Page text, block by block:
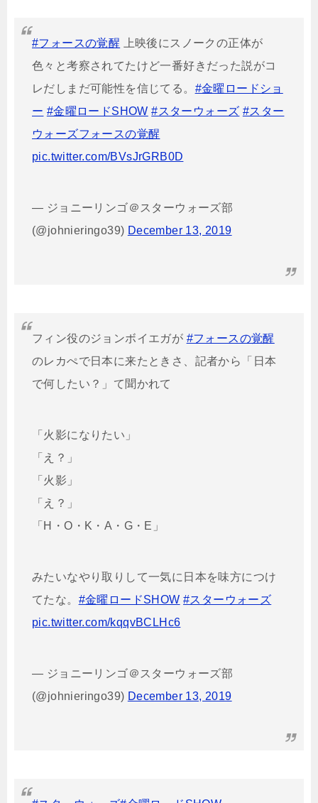
#フォースの覚醒 上映後にスノークの正体が
色々と考察されてたけど一番好きだった説がコ
レだしまだ可能性を信じてる。 #金曜ロードショ
ー #金曜ロードSHOW #スターウォーズ #スター
ウォーズフォースの覚醒
pic.twitter.com/BVsJrGRB0D
— ジョニーリンゴ＠スターウォーズ部
(@johnieringo39) December 13, 2019
フィン役のジョンボイエガが #フォースの覚醒
のレカぺで日本に来たときさ、記者から「日本
で何したい？」て聞かれて
「火影になりたい」
「え？」
「火影」
「え？」
「H・O・K・A・G・E」
みたいなやり取りして一気に日本を味方につけ
てたな。 #金曜ロードSHOW #スターウォーズ
pic.twitter.com/kqqvBCLHc6
— ジョニーリンゴ＠スターウォーズ部
(@johnieringo39) December 13, 2019